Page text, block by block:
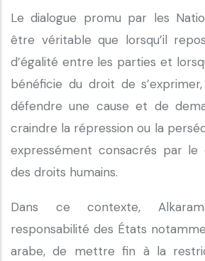
Le dialogue promu par les
être véritable que lorsqu’il
d’égalité entre les parties et
bénéficie du droit de
défendre une cause et de
craindre la répression ou la
expressément consacrés par le
des droits humains.
Dans ce contexte,
responsabilité des États
arabe, de mettre fin à la